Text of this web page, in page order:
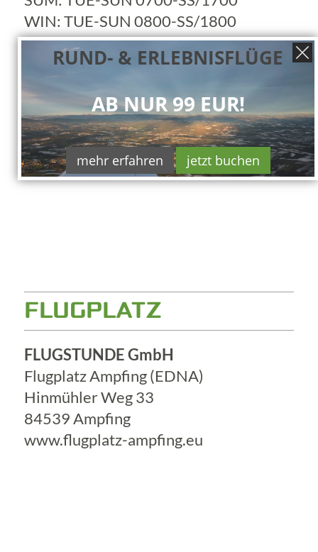
WIN: TUE-SUN 0800-SS/1800
OT: PPR!
FLUGPLATZ
FLUGSTUNDE GmbH
Flugplatz Ampfing (EDNA)
Hinmühler Weg 33
84539 Ampfing
www.flugplatz-ampfing.eu
RUND- & ERLEBNISFLÜGE
AB NUR 99 EUR!
mehr erfahren jetzt buchen